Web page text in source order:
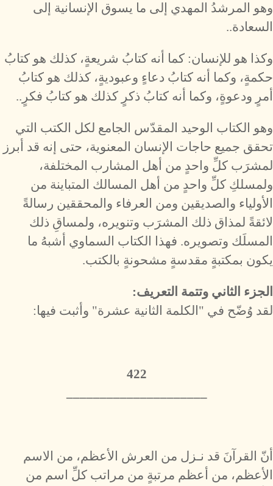
وهو المرشدُ المهدي إلى ما يسوق الإنسانية إلى
السعادة..
وكذا هو للإنسان: كما أنه كتابُ شريعةٍ، كذلك هو كتابُ
حكمةٍ، وكما أنه كتابُ دعاءٍ وعبوديةٍ، كذلك هو كتابُ
أمرٍ ودعوةٍ، وكما أنه كتابُ ذكرٍ كذلك هو كتابُ فكرٍ..
وهو الكتاب الوحيد المقدّس الجامع لكل الكتب التي
تحقق جميع حاجات الإنسان المعنوية، حتى إنه قد أبرز
لمشرَب كلِّ واحدٍ من أهل المشارب المختلفة،
ولمسلكِ كلِّ واحدٍ من أهل المسالك المتباينة من
الأولياء والصديقين ومن العرفاء والمحققين رسالةً
لائقةً لمذاق ذلك المشرَب وتنويره، ولمساقِ ذلك
المسلَك وتصويره. فهذا الكتاب السماوي أشبهُ ما
يكون بمكتبةٍ مقدسةٍ مشحونةٍ بالكتب.
الجزء الثاني وتتمة التعريف:
لقد وُضّح في "الكلمة الثانية عشرة" وأثبت فيها:
422
أنّ القرآنَ قد نـزل من العرش الأعظم، من الاسم
الأعظم، من أعظم مرتبةٍ من مراتب كلِّ اسم من